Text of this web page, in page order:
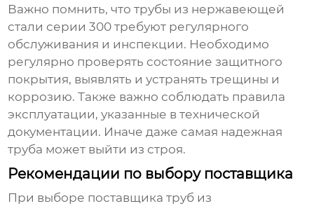
Важно помнить, чтотрубы из нержавеющей
стали серии 300 требуют регулярного
обслуживания и инспекции. Необходимо
регулярно проверять состояние защитного
покрытия, выявлять и устранять трещины и
коррозию. Также важно соблюдать правила
эксплуатации, указанные в технической
документации. Иначе даже самая надежная
труба может выйти из строя.
Рекомендации по выбору поставщика
При выборе поставщикатруб из